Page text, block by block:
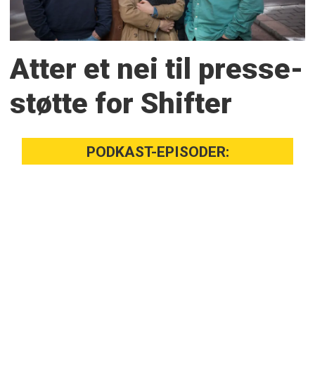
Atter et nei til presse­
støtte for Shifter
PODKAST-EPISODER: